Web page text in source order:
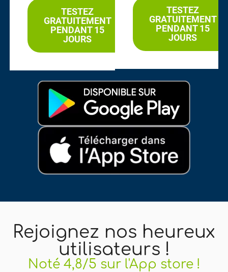
TESTEZ
GRATUITEMENT
PENDANT 15
JOURS
TESTEZ
GRATUITEMENT
PENDANT 15
JOURS
Rejoignez nos heureux
utilisateurs !
Noté 4,8/5 sur l'App store !